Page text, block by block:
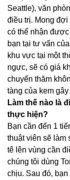
Seattle), văn
điều trị. Mong đợi
có thể nhận
bạn tại tư vấn
khu vực tại một
ngực, sẽ có giá
chuyến thăm
tàng của kem
Làm thế nào là
thực hiện?
Bạn cần đến 1
thuật viên sẽ làm
tê lên vùng cần
chúng tôi dùng
chịu. Sau đó,